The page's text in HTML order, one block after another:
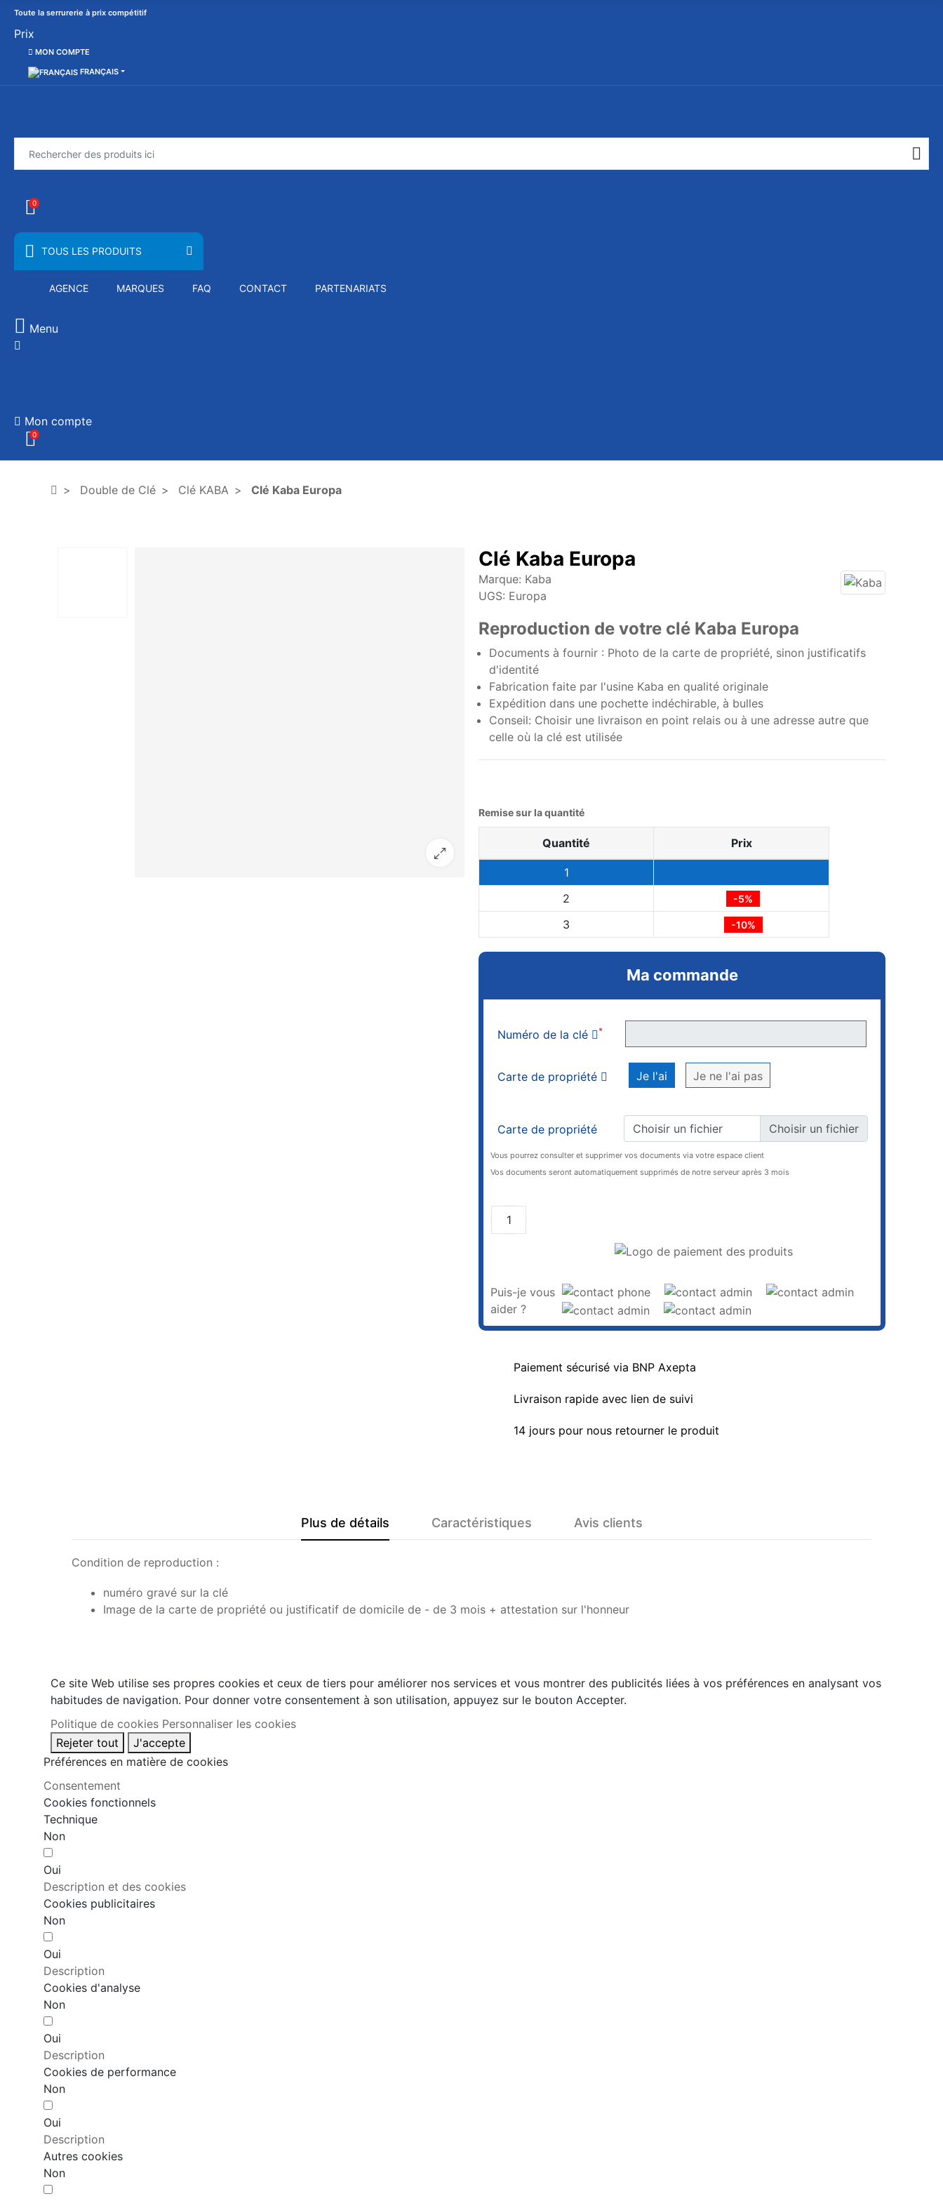
Toute la serrurerie à prix compétitif
Prix
MON COMPTE
FRANÇAIS
0
TOUS LES PRODUITS
AGENCE MARQUES FAQ CONTACT PARTENARIATS
Menu
Mon compte
0
Double de Clé Clé KABA Clé Kaba Europa
Clé Kaba Europa
Marque: Kaba
UGS: Europa
Reproduction de votre clé Kaba Europa
Documents à fournir : Photo de la carte de propriété, sinon justificatifs
d'identité
Fabrication faite par l'usine Kaba en qualité originale
Expédition dans une pochette indéchirable, à bulles
Conseil: Choisir une livraison en point relais ou à une adresse autre que
celle où la clé est utilisée
Remise sur la quantité
Quantité Prix
1
2
-5%
3 -10%
Ma commande
Numéro de la clé *
Carte de propriété Je l'ai Je ne l'ai pas
Carte de propriété Choisir un fichier
Vous pourrez consulter et supprimer vos documents via votre espace client
Vos documents seront automatiquement supprimés de notre serveur après 3 mois
Puis-je vous
aider ?
Paiement sécurisé via BNP Axepta
Livraison rapide avec lien de suivi
14 jours pour nous retourner le produit
Plus de détails Caractéristiques Avis clients
Condition de reproduction :
numéro gravé sur la clé
Image de la carte de propriété ou justificatif de domicile de - de 3 mois + attestation sur l'honneur
Ce site Web utilise ses propres cookies et ceux de tiers pour améliorer nos services et vous montrer des publicités liées à vos préférences en analysant vos
habitudes de navigation. Pour donner votre consentement à son utilisation, appuyez sur le bouton Accepter.
Politique de cookies Personnaliser les cookies
Rejeter tout
J'accepte
Préférences en matière de cookies
Consentement
Cookies fonctionnels
Technique
Non
Oui
Description et des cookies
Cookies publicitaires
Non
Oui
Description
Cookies d'analyse
Non
Oui
Description
Cookies de performance
Non
Oui
Description
Autres cookies
Non